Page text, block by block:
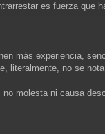
es fuerza que
más experiencia,
no se
molesta ni causa